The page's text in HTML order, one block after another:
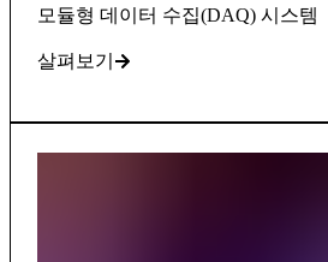
모듈형 데이터 수집(DAQ) 시스템
살펴보기